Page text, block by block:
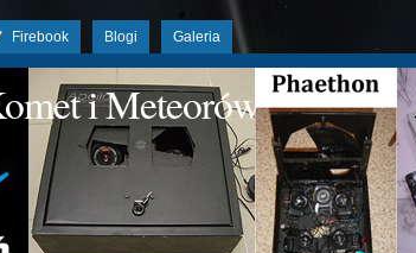
Firebook Blogi Galeria
i Meteorów